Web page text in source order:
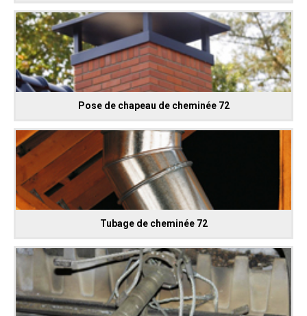
Pose de chapeau de cheminée 72
Tubage de cheminée 72